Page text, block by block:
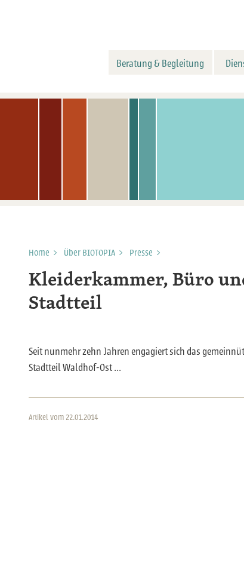
Beratung & Begleitung
Home > Über BIOTOPIA > Presse >
Kleiderkammer, Büro
Stadtteil
Seit nunmehr zehn Jahren engagiert sich das
Stadtteil Waldhof-Ost ...
Artikel vom 22.01.2014